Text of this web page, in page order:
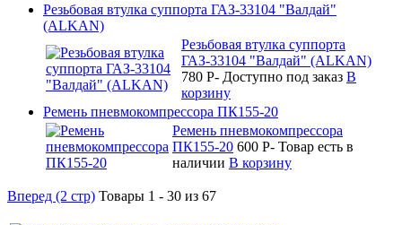
Резьбовая втулка суппорта ГАЗ-33104 "Валдай"
(ALKAN)
Резьбовая втулка суппорта
ГАЗ-33104 "Валдай" (ALKAN)
780 P- Доступно под заказ В
корзину
Ремень пневмокомпрессора ПК155-20
Ремень пневмокомпрессора
ПК155-20 600 P- Товар есть в
наличии В корзину
Вперед (2 стр) Товары 1 - 30 из 67